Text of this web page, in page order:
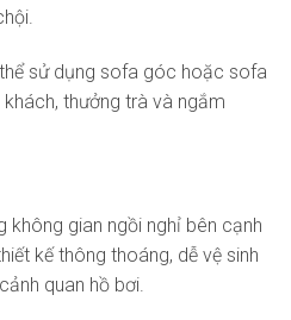
sử dụng sofa góc hoặc sofa
thưởng trà và ngắm
không gian ngồi nghỉ bên cạnh
kế thông thoáng, dễ vệ sinh
quan hồ bơi.